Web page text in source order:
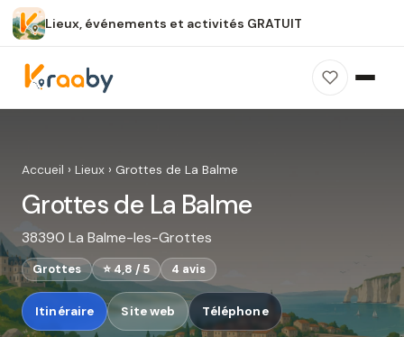
Lieux, événements et activités GRATUIT
spot dans Kraaby.
4,8 / 5
Accueil › Lieux › Grottes de La Balme
Grottes de La Balme
38390 La Balme-les-Grottes
Grottes ⭐ 4,8 / 5 4 avis
Itinéraire Site web Téléphone